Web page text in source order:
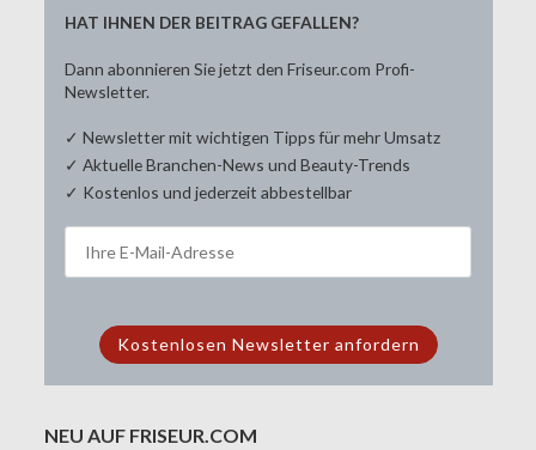
HAT IHNEN DER BEITRAG GEFALLEN?
Dann abonnieren Sie jetzt den Friseur.com Profi-
Newsletter.
✓ Newsletter mit wichtigen Tipps für mehr Umsatz
✓ Aktuelle Branchen-News und Beauty-Trends
✓ Kostenlos und jederzeit abbestellbar
NEU AUF FRISEUR.COM